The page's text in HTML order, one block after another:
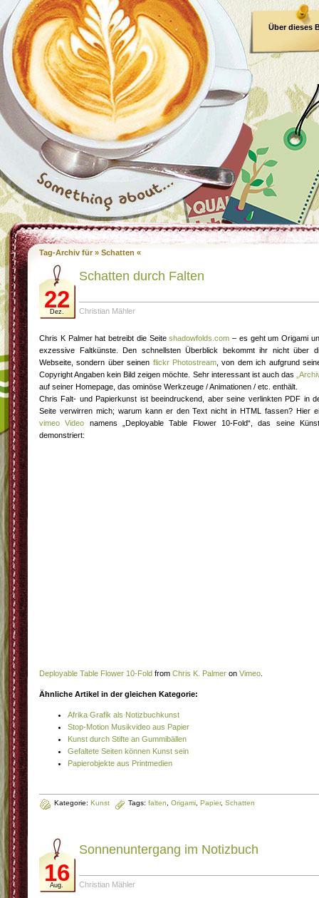
Über dieses
Tag-Archiv für » Schatten «
22
Dez.
Schatten durch Falten
Christian Mähler
Chris K Palmer hat betreibt die Seiteshadowfolds.com – es geht um Origami
exzessive Faltkünste. Den schnellsten Überblick bekommt ihr nicht über
Webseite, sondern über seinen flickr Photostream , von dem ich aufgrund
Copyright Angaben kein Bild zeigen möchte. Sehr interessant ist auch das
auf seiner Homepage, das ominöse Werkzeuge / Animationen / etc. enthält.
Chris Falt- und Papierkunst ist beeindruckend, aber seine verlinkten PDF in
Seite verwirren mich; warum kann er den Text nicht in HTML fassen? Hier
vimeo Video namens „Deployable Table Flower 10-Fold“, das seine
demonstriert:
Deployable Table Flower 10-Fold from Chris K. Palmer on Vimeo
Ähnliche Artikel in der gleichen Kategorie:
Afrika Grafik als Notizbuchkunst
Stop-Motion Musikvideo aus Papier
Kunst durch Stifte an Gummibällen
Gefaltete Seiten können Kunst sein
Papierobjekte aus Printmedien
Kategorie: Kunst Tags: falten Origami Papier, Schatten
16
Aug.
Sonnenuntergang im Notizbuch
Christian Mähler